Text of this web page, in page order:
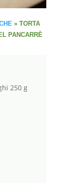
» TORTA
PANCARRÈ
250 g